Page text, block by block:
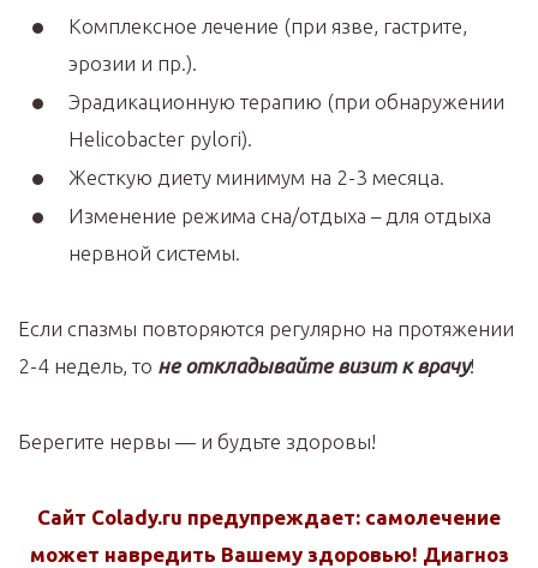
Комплексное лечение (при язве, гастрите,
эрозии и пр.).
Эрадикационную терапию (при обнаружении
Helicobacter pylori).
Жесткую диету минимум на 2-3 месяца.
Изменение режима сна/отдыха – для отдыха
нервной системы.
Если спазмы повторяются регулярно на протяжении
2-4 недель, то не откладывайте визит к врачу!
Берегите нервы — и будьте здоровы!
Сайт Colady.ru предупреждает: самолечение
может навредить Вашему здоровью! Диагноз